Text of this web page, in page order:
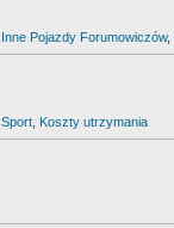
Inne Pojazdy Forumowiczów,
Sport Koszty utrzymania